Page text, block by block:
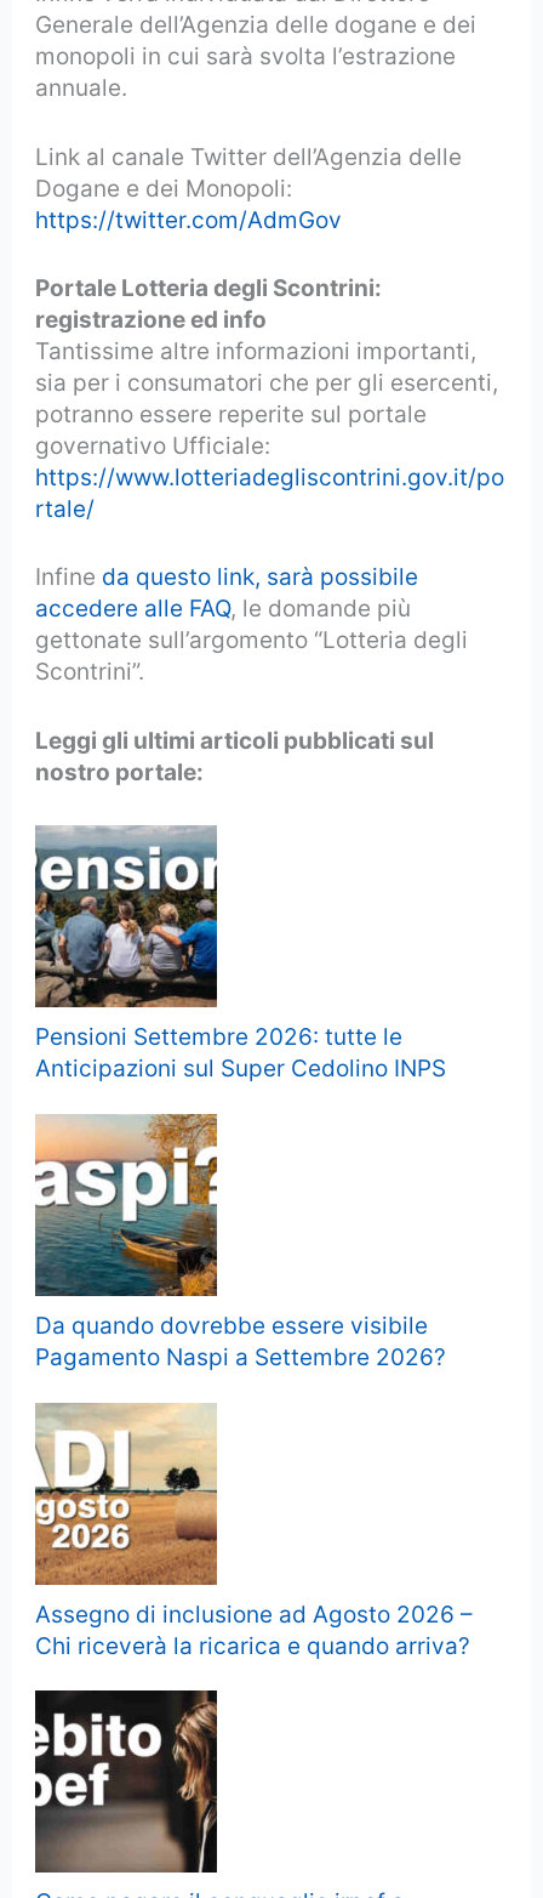
Generale dell’Agenzia delle dogane e dei
monopoli in cui sarà svolta l’estrazione
annuale.
Link al canale Twitter dell’Agenzia delle
Dogane e dei Monopoli:
https://twitter.com/AdmGov
Portale Lotteria degli Scontrini:
registrazione ed info
Tantissime altre informazioni importanti,
sia per i consumatori che per gli esercenti,
potranno essere reperite sul portale
governativo Ufficiale:
https://www.lotteriadegliscontrini.gov.it/po
rtale/
Infine da questo link, sarà possibile
accedere alle FAQ, le domande più
gettonate sull’argomento “Lotteria degli
Scontrini”.
Leggi gli ultimi articoli pubblicati sul
nostro portale:
Pensioni Settembre 2026: tutte le
Anticipazioni sul Super Cedolino INPS
Da quando dovrebbe essere visibile
Pagamento Naspi a Settembre 2026?
Assegno di inclusione ad Agosto 2026 –
Chi riceverà la ricarica e quando arriva?